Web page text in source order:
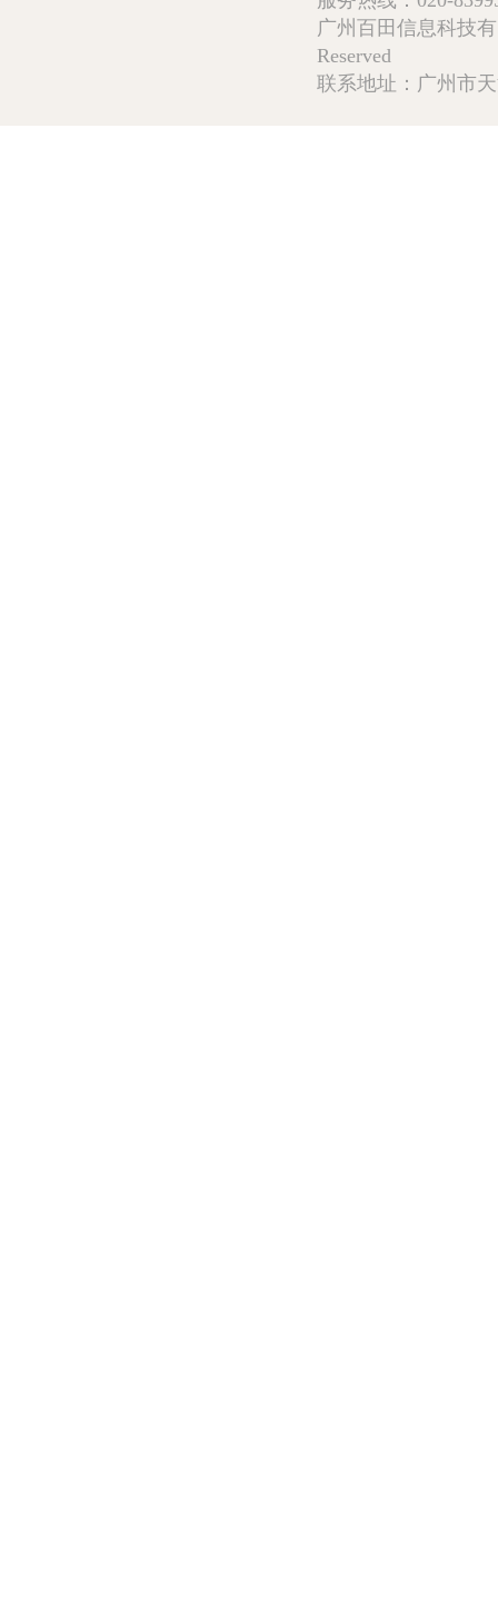
广州百田信息科技
Reserved
联系地址：广州市